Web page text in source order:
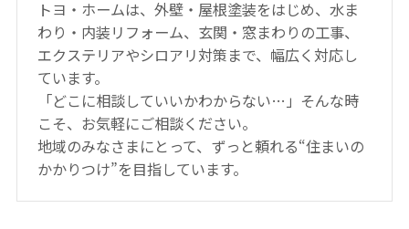
トヨ・ホームは、外壁・屋根塗装をはじめ、水ま
わり・内装リフォーム、玄関・窓まわりの工事、
エクステリアやシロアリ対策まで、幅広く対応し
ています。
「どこに相談していいかわからない…」そんな時
こそ、お気軽にご相談ください。
地域のみなさまにとって、ずっと頼れる“住まいの
かかりつけ”を目指しています。